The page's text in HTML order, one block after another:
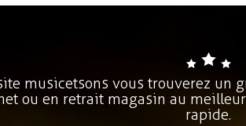
musicetsons vous trouverez un
ou en retrait magasin au
rapide.